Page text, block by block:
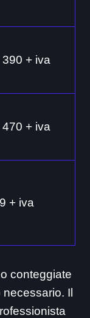
+ iva
+ iva
+ iva
conteggiate
Il